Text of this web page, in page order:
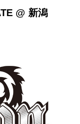
@ 新潟